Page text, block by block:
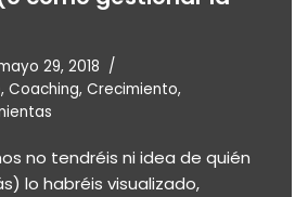
29, 2018
, Coaching, Crecimiento,
no tendréis ni idea de quién
lo habréis visualizado,